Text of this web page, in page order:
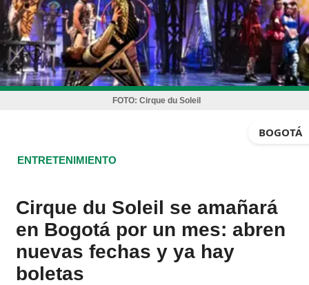
FOTO: Cirque du Soleil
BOGOTÁ
ENTRETENIMIENTO
Cirque du Soleil se amañará
en Bogotá por un mes: abren
nuevas fechas y ya hay
boletas